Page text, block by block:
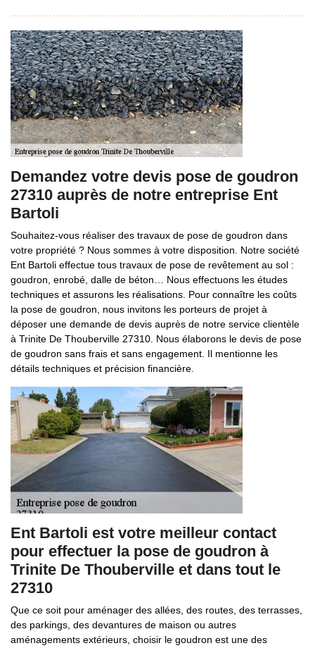
Demandez votre devis pose de goudron
27310 auprès de notre entreprise Ent
Bartoli
Souhaitez-vous réaliser des travaux de pose de goudron dans
votre propriété ? Nous sommes à votre disposition. Notre société
Ent Bartoli effectue tous travaux de pose de revêtement au sol :
goudron, enrobé, dalle de béton… Nous effectuons les études
techniques et assurons les réalisations. Pour connaître les coûts
la pose de goudron, nous invitons les porteurs de projet à
déposer une demande de devis auprès de notre service clientèle
à Trinite De Thouberville 27310. Nous élaborons le devis de pose
de goudron sans frais et sans engagement. Il mentionne les
détails techniques et précision financière.
Ent Bartoli est votre meilleur contact
pour effectuer la pose de goudron à
Trinite De Thouberville et dans tout le
27310
Que ce soit pour aménager des allées, des routes, des terrasses,
des parkings, des devantures de maison ou autres
aménagements extérieurs, choisir le goudron est une des